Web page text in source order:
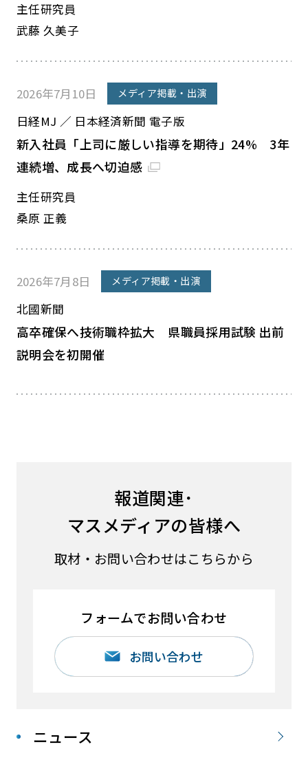
ニュース
主任研究員
武藤 久美子
2026年7月10日 メディア掲載・出演
日経MJ ／ 日本経済新聞 電子版
新入社員「上司に厳しい指導を期待」24% 3年
連続増、成長へ切迫感
主任研究員
桑原 正義
2026年7月8日 メディア掲載・出演
北國新聞
高卒確保へ技術職枠拡大 県職員採用試験 出前
説明会を初開催
報道関連･
マスメディアの皆様へ
取材・お問い合わせはこちらから
フォームでお問い合わせ
お問い合わせ